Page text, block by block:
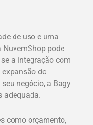
de uso e uma
NuvemShop pode
a integração com
expansão do
negócio, a Bagy
adequada.
como orçamento,